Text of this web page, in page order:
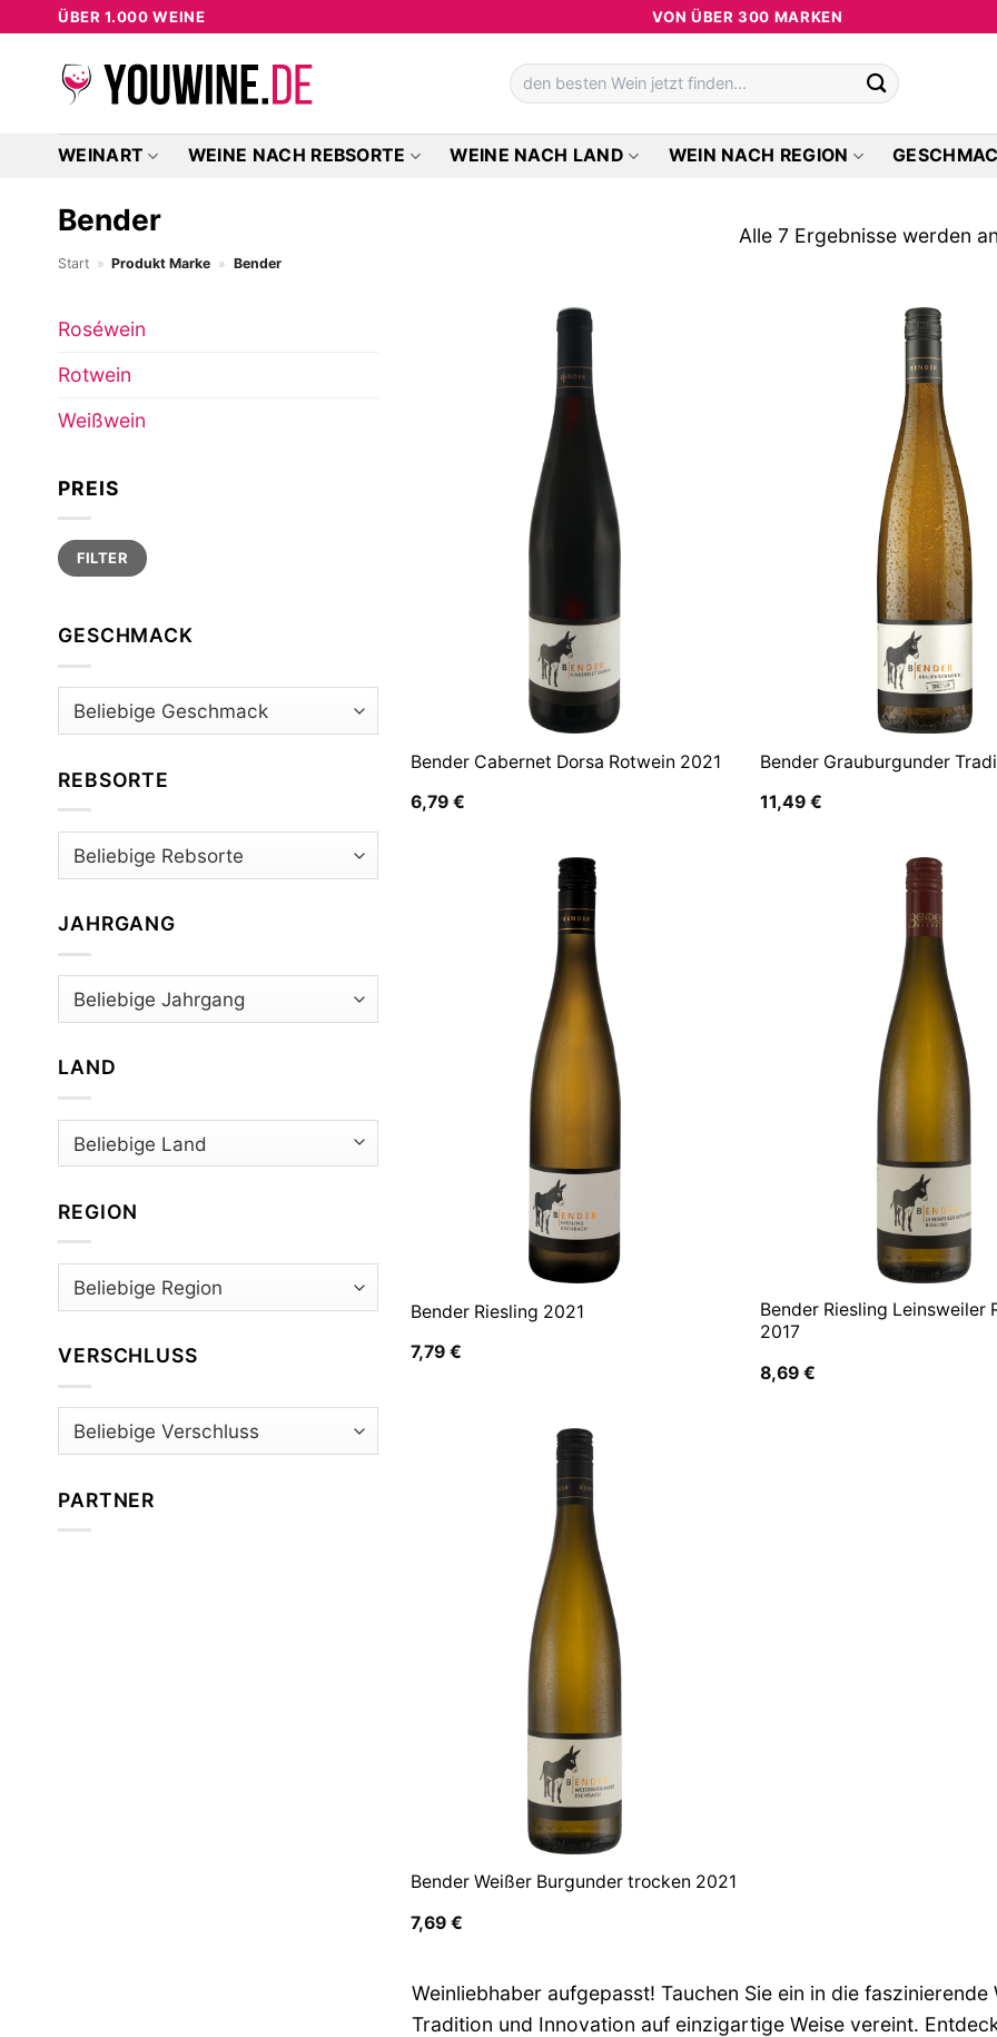
springen
ÜBER 1.000 WEINE VON ÜBER 300 MARKEN
Suchen
nach:
WEINART WEINE NACH REBSORTE WEINE NACH LAND WEIN NACH REGION
Bender
Start » Produkt Marke » Bender
Alle 7 Ergebnisse werden
Roséwein
Rotwein
Weißwein
PREIS
Min.
Preis
Max.
PreisFILTER
GESCHMACK
REBSORTE
JAHRGANG
LAND
REGION
VERSCHLUSS
PARTNER
Bender Cabernet Dorsa Rotwein 2021
6,79€
Bender Grauburgunder
11,49€
Bender Riesling 2021
7,79€
Bender Riesling Leinsweiler
2017
8,69€
Bender Weißer Burgunder trocken 2021
7,69€
Weinliebhaber aufgepasst! Tauchen Sie ein in die faszinierende
Tradition und Innovation auf einzigartige Weise vereint.